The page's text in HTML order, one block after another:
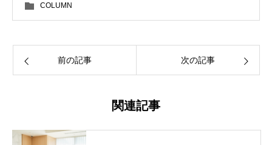
COLUMN
前の記事 次の記事
関連記事